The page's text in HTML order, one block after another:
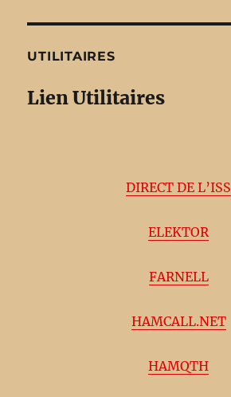
UTILITAIRES
Lien Utilitaires
DIRECT DE L’ISS
ELEKTOR
FARNELL
HAMCALL.NET
HAMQTH